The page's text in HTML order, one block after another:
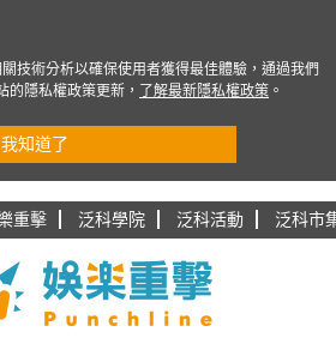
重擊 泛科學院 泛科活動 泛科市
技術分析以確保使用者獲得最佳體驗，通過我們
的隱私權政策更新，
了解最新隱私權政策 。
我知道了